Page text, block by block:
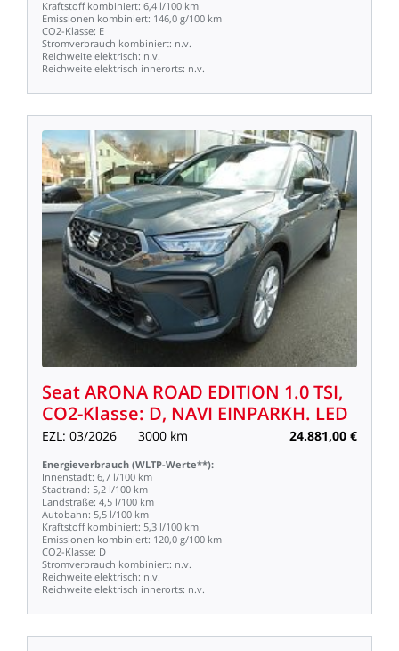
Kraftstoff kombiniert: 6,4 l/100 km
Emissionen kombiniert: 146,0 g/100 km
CO2-Klasse: E
Stromverbrauch kombiniert: n.v.
Reichweite elektrisch: n.v.
Reichweite elektrisch innerorts: n.v.
SeatARONA ROAD EDITION 1.0TSI,
CO2-Klasse: D, NAVI EINPARKH. LED
EZL: 03/2026 3000 km 24.881,00 €
Energieverbrauch (WLTP-Werte**):
Innenstadt: 6,7 l/100 km
Stadtrand: 5,2 l/100 km
Landstraße: 4,5 l/100 km
Autobahn: 5,5 l/100 km
Kraftstoff kombiniert: 5,3 l/100 km
Emissionen kombiniert: 120,0 g/100 km
CO2-Klasse: D
Stromverbrauch kombiniert: n.v.
Reichweite elektrisch: n.v.
Reichweite elektrisch innerorts: n.v.